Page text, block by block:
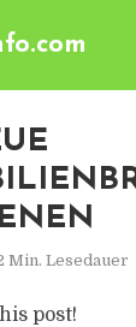
Min. Lesedauer
post!